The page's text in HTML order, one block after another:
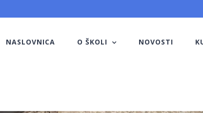
NASLOVNICA O ŠKOLI NOVOSTI